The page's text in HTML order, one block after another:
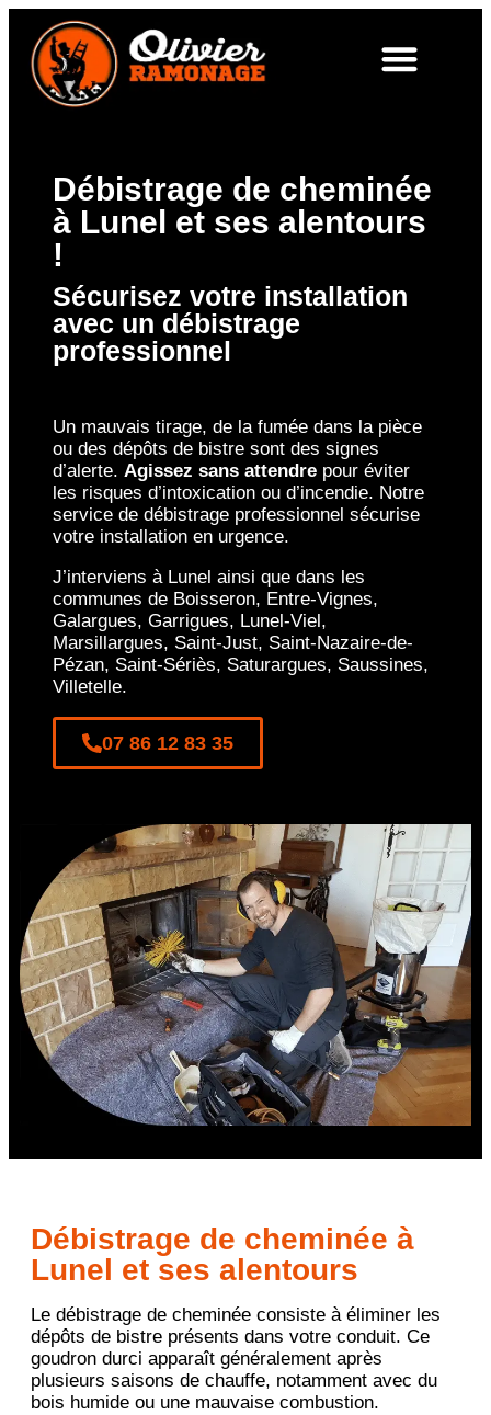
Débistrage de cheminée
à Lunel et ses alentours
!
Sécurisez votre installation
avec un débistrage
professionnel
Un mauvais tirage, de la fumée dans la pièce
ou des dépôts de bistre sont des signes
d’alerte. Agissez sans attendre pour éviter
les risques d’intoxication ou d’incendie. Notre
service de débistrage professionnel sécurise
votre installation en urgence.
J’interviens à Lunel ainsi que dans les
communes de Boisseron, Entre-Vignes,
Galargues, Garrigues, Lunel-Viel,
Marsillargues, Saint-Just, Saint-Nazaire-de-
Pézan, Saint-Sériès, Saturargues, Saussines,
Villetelle.
07 86 12 83 35
Débistrage de cheminée à
Lunel et ses alentours
Le débistrage de cheminée consiste à éliminer les
dépôts de bistre présents dans votre conduit. Ce
goudron durci apparaît généralement après
plusieurs saisons de chauffe, notamment avec du
bois humide ou une mauvaise combustion.